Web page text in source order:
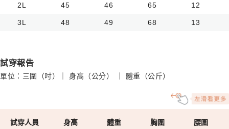
2L 45 46 65 12
3L 48 49 68 13
試穿報告
單位：三圍（吋）｜ 身高（公分） ｜ 體重（公斤）
試穿人員 身高 體重 胸圍 腰圍